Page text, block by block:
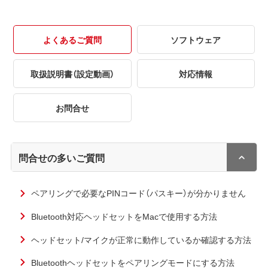
よくあるご質問 ソフトウェア
取扱説明書（設定動画） 対応情報
お問合せ
問合せの多いご質問
ペアリングで必要なPINコード（パスキー）が分かりません
Bluetooth対応ヘッドセットをMacで使用する方法
ヘッドセット/マイクが正常に動作しているか確認する方法
Bluetoothヘッドセットをペアリングモードにする方法